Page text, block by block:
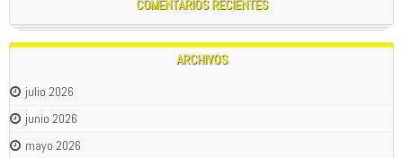
COMENTARIOS RECIENTES
ARCHIVOS
julio 2026
junio 2026
mayo 2026